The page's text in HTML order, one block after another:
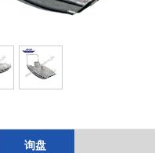
询盘